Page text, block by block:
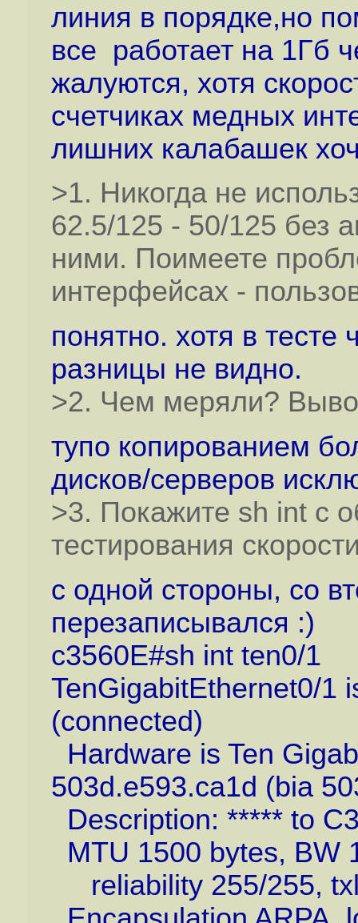
линия в порядке,но
все работает на 1Гб
жалуются, хотя
счетчиках медных
лишних калабашек
>1. Никогда не
62.5/125 - 50/125 без
ними. Поимеете
интерфейсах -
понятно. хотя в тесте
разницы не видно.
>2. Чем меряли?
тупо копированием
дисков/серверов
>3. Покажите sh int с
тестирования
c одной стороны, со
перезаписывался :)
c3560E#sh int ten0/1
TenGigabitEthernet0/1
(connected)
Hardware is Ten
503d.e593.ca1d (bia
Description: ***** to
MTU 1500 bytes, BW
reliability 255/255,